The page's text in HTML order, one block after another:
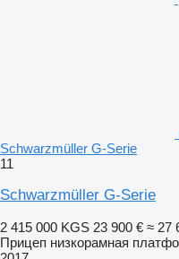
Schwarzmüller G-Serie
11
Schwarzmüller G-Serie
2 415 000 KGS 23 900 € ≈ 27
Прицеп низкорамная